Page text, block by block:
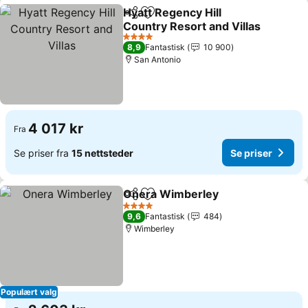
Del Legg til i favoritter
Hyatt Regency Hill
Country Resort and Villas
Se priser
4 Stjerner
8,9 Fantastisk
10 900
San Antonio
Fra 4 017 kr
Se priser fra 15 nettsteder Se priser
Populært valg
Del Legg til i favoritter
Onera Wimberley
4 Stjerner
9,6 Fantastisk
484
Wimberley